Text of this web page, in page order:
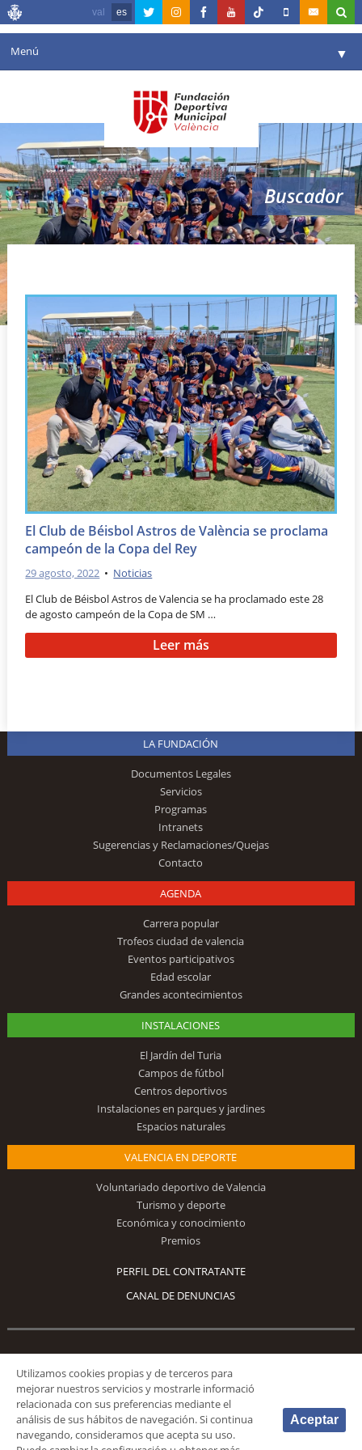
val es
Menú ▼
Agenda
Instalaciones ▼
Comunicación ▼
Valencia en deporte ▼
Buscador
Astros
El Club de Béisbol Astros de València se proclama
campeón de la Copa del Rey
29 agosto, 2022 • Noticias
El Club de Béisbol Astros de Valencia se ha proclamado este 28
de agosto campeón de la Copa de SM …
Leer más
LA FUNDACIÓN
Documentos Legales
Servicios
Programas
Intranets
Sugerencias y Reclamaciones/Quejas
Contacto
AGENDA
Carrera popular
Trofeos ciudad de valencia
Eventos participativos
Edad escolar
Grandes acontecimientos
INSTALACIONES
El Jardín del Turia
Campos de fútbol
Centros deportivos
Instalaciones en parques y jardines
Espacios naturales
VALENCIA EN DEPORTE
Voluntariado deportivo de Valencia
Turismo y deporte
Económica y conocimiento
Premios
PERFIL DEL CONTRATANTE
CANAL DE DENUNCIAS
Síguenos
Utilizamos cookies propias y de terceros para
mejorar nuestros servicios y mostrarle informació
relacionada con sus preferencias mediante el
análisis de sus hábitos de navegación. Si continua
navegando, consideramos que acepta su uso.
Aceptar